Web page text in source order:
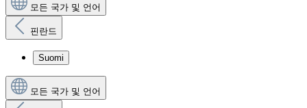
모든 국가 및 언어
핀란드
Suomi
모든 국가 및 언어